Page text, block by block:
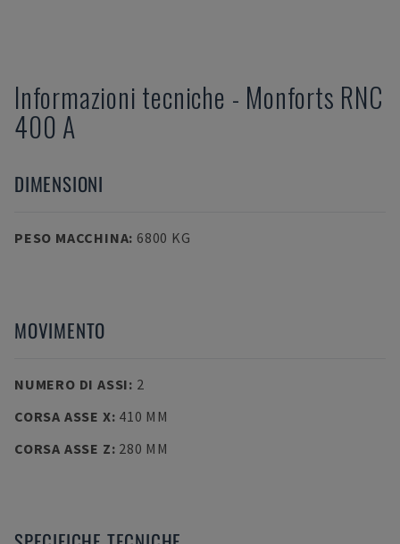
Informazioni tecniche - Monforts RNC
400 A
DIMENSIONI
PESO MACCHINA: 6800 KG
MOVIMENTO
NUMERO DI ASSI: 2
CORSA ASSE X: 410 MM
CORSA ASSE Z: 280 MM